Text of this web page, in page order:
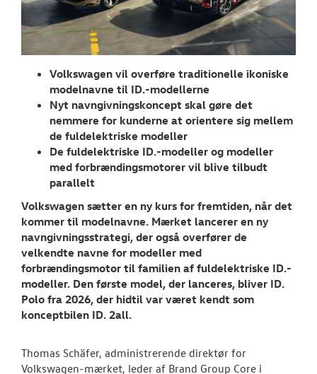
SKADECENTER
TILBEHØR
Tilmeld dig
Aktuelt
OM OS
RESERVEDELE
JOB OG
Volkswagen vil overføre traditionelle ikoniske
modelnavne til ID.-modellerne
Nyt navngivningskoncept skal gøre det
nemmere for kunderne at orientere sig mellem
de fuldelektriske modeller
De fuldelektriske ID.-modeller og modeller
med forbrændingsmotorer vil blive tilbudt
parallelt
Volkswagen sætter en ny kurs for fremtiden, når det
kommer til modelnavne. Mærket lancerer en ny
navngivningsstrategi, der også overfører de
velkendte navne for modeller med
forbrændingsmotor til familien af fuldelektriske ID.-
modeller. Den første model, der lanceres, bliver ID.
Polo fra 2026, der hidtil var været kendt som
konceptbilen ID. 2all.
Thomas Schäfer, administrerende direktør for
Volkswagen-mærket, leder af Brand Group Core i